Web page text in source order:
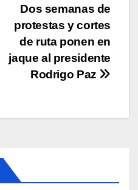
Dos semanas de
protestas y cortes
de ruta ponen en
jaque al presidente
Rodrigo Paz